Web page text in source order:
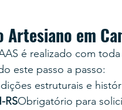
Artesiano em
é realizado com toda
este passo a passo:
estruturais e
RSObrigatório para